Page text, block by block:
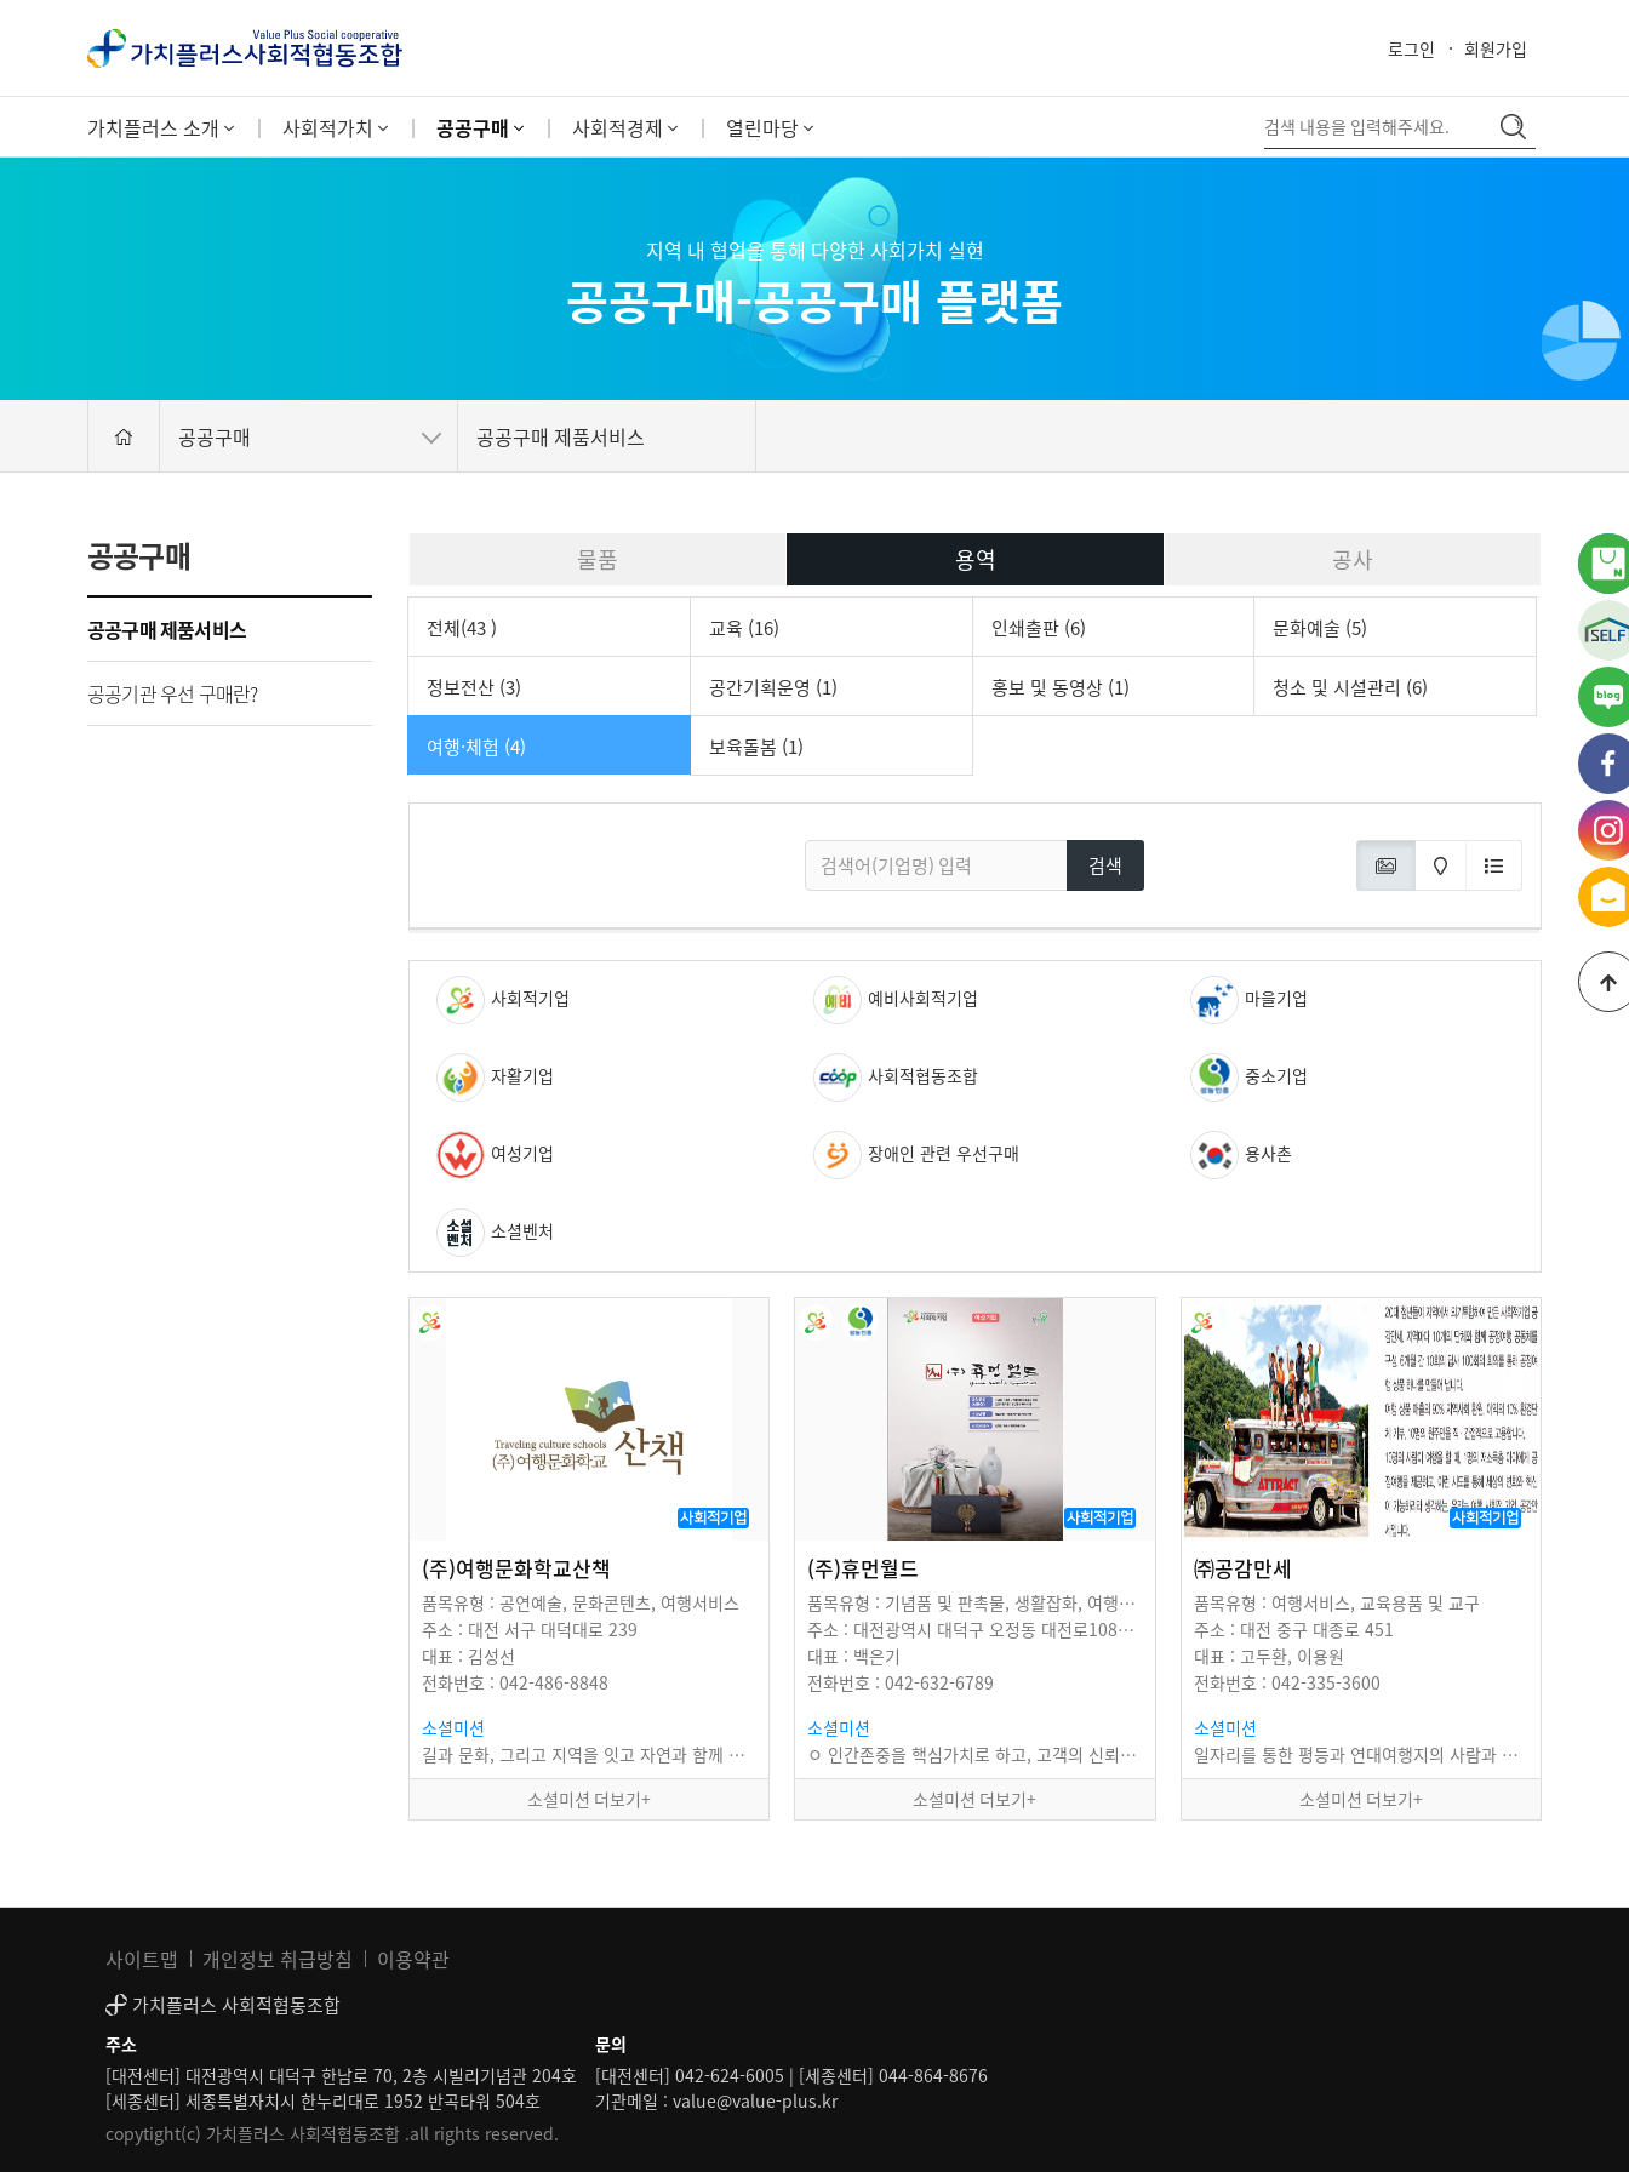
로그인 회원가입
close
가치플러스 소개 사회적가치 공공구매 사회적경제 열린마당
지역 내 협업을 통해 다양한 사회가치 실현
공공구매-공공구매 플랫폼
공공구매 공공구매 제품서비스
공공구매
공공구매 제품서비스
공공기관 우선 구매란?
용역
물품 공사
전체(43 ) 교육 (16) 인쇄출판 (6) 문화예술 (5)
정보전산 (3) 공간기획운영 (1) 홍보 및 동영상 (1) 청소 및 시설관리 (6)
여행·체험 (4) 보육돌봄 (1)
검색
사회적기업 예비사회적기업 마을기업
자활기업 사회적협동조합 중소기업
여성기업 장애인 관련 우선구매 용사촌
소셜벤처
사회적기업
(주)여행문화학교산책
품목유형 : 공연예술, 문화콘텐츠, 여행서비스
주소 : 대전 서구 대덕대로 239
대표 : 김성선
전화번호 : 042-486-8848
소셜미션
길과 문화, 그리고 지역을 잇고 자연과 함께 하는 프로그램을 기획·운영하여, 사회적 가치를…
소셜미션 더보기+
사회적기업
(주)휴먼월드
품목유형 : 기념품 및 판촉물, 생활잡화, 여행서비스
주소 : 대전광역시 대덕구 오정동 대전로1088번길 ２９
대표 : 백은기
전화번호 : 042-632-6789
소셜미션
ㅇ 인간존중을 핵심가치로 하고, 고객의 신뢰를 바탕으로 한 영업활동을 통하여 수익창출을 실현하며,…
소셜미션 더보기+
사회적기업
㈜공감만세
품목유형 : 여행서비스, 교육용품 및 교구
주소 : 대전 중구 대종로 451
대표 : 고두환, 이용원
전화번호 : 042-335-3600
소셜미션
일자리를 통한 평등과 연대여행지의 사람과 문화를 자원화하여, 여행자와 여행지가 공생할 수…
소셜미션 더보기+
가
블
가
페
가
인
사이트맵 개인정보 취급방침 이용약관
가치플러스 사회적협동조합
주소
[대전센터] 대전광역시 대덕구 한남로 70, 2층 시빌리기념관 204호
[세종센터] 세종특별자치시 한누리대로 1952 반곡타워 504호
문의
[대전센터] 042-624-6005 | [세종센터] 044-864-8676
기관메일 : value@value-plus.kr
copytight(c) 가치플러스 사회적협동조합 .all rights reserved.